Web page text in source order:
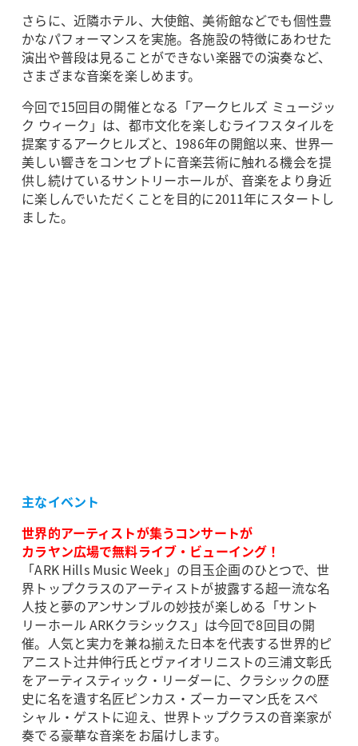
さらに、近隣ホテル、大使館、美術館などでも個性豊
かなパフォーマンスを実施。各施設の特徴にあわせた
演出や普段は見ることができない楽器での演奏など、
さまざまな音楽を楽しめます。
今回で15回目の開催となる「アークヒルズ ミュージッ
ク ウィーク」は、都市文化を楽しむライフスタイルを
提案するアークヒルズと、1986年の開館以来、世界一
美しい響きをコンセプトに音楽芸術に触れる機会を提
供し続けているサントリーホールが、音楽をより身近
に楽しんでいただくことを目的に2011年にスタートし
ました。
主なイベント
世界的アーティストが集うコンサートが
カラヤン広場で無料ライブ・ビューイング！
「ARK Hills Music Week」の目玉企画のひとつで、世
界トップクラスのアーティストが披露する超一流な名
人技と夢のアンサンブルの妙技が楽しめる「サント
リーホール ARKクラシックス」は今回で8回目の開
催。人気と実力を兼ね揃えた日本を代表する世界的ピ
アニスト辻󠄀井伸行氏とヴァイオリニストの三浦文彰氏
をアーティスティック・リーダーに、クラシックの歴
史に名を遺す名匠ピンカス・ズーカーマン氏をスペ
シャル・ゲストに迎え、世界トップクラスの音楽家が
奏でる豪華な音楽をお届けします。